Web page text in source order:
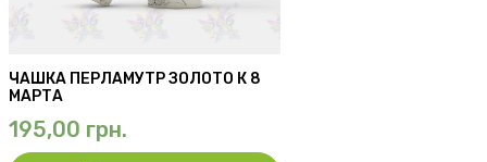
ЧАШКА ПЕРЛАМУТР ЗОЛОТО К 8
МАРТА
195,00 грн.